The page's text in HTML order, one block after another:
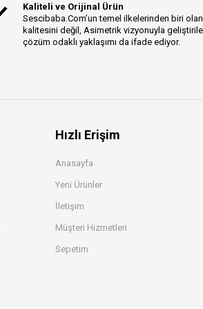
Kaliteli ve Orijinal Ürün
Sescibaba.Com’un temel ilkelerinden biri
kalitesini değil, Asimetrik vizyonuyla geliştirilen
çözüm odaklı yaklaşımı da ifade ediyor.
Hızlı Erişim
Anasayfa
Yeni Ürünler
İletişim
Müşteri Hizmetleri
Sepetim